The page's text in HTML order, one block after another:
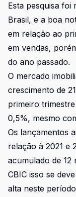
Esta pesquisa foi
Brasil, e a boa
em relação ao
em vendas,
do ano passado.
O mercado
crescimento de
primeiro
0,5%, mesmo
Os lançamentos
relação à 2021 e
acumulado de 12
CBIC isso se
alta neste